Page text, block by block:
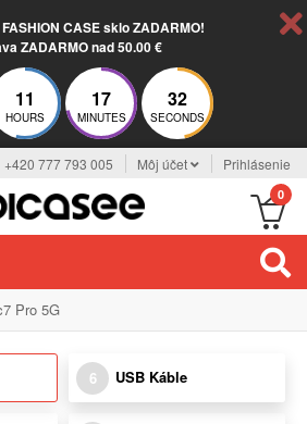
CASE sklo ZADARMO!
ZADARMO nad 50.00 €
11
HOURS
17
MINUTES
32
SECONDS
+420 777 793 005 Môj účet Prihlásenie
0
Pro 5G
6 USB Káble